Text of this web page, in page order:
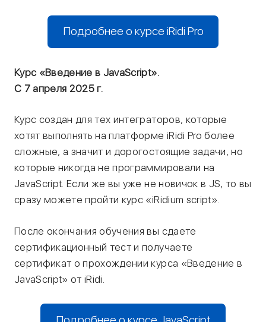
Подробнее о курсе iRidi Pro
Курс «Введение в JavaScript».
С 7 апреля 2025 г.
Курс создан для тех интеграторов, которые
хотят выполнять на платформе iRidi Pro более
сложные, а значит и дорогостоящие задачи, но
которые никогда не программировали на
JavaScript. Если же вы уже не новичок в JS, то вы
сразу можете пройти курс «iRidium script».
После окончания обучения вы сдаете
сертификационный тест и получаете
сертификат о прохождении курса «Введение в
JavaScript» от iRidi.